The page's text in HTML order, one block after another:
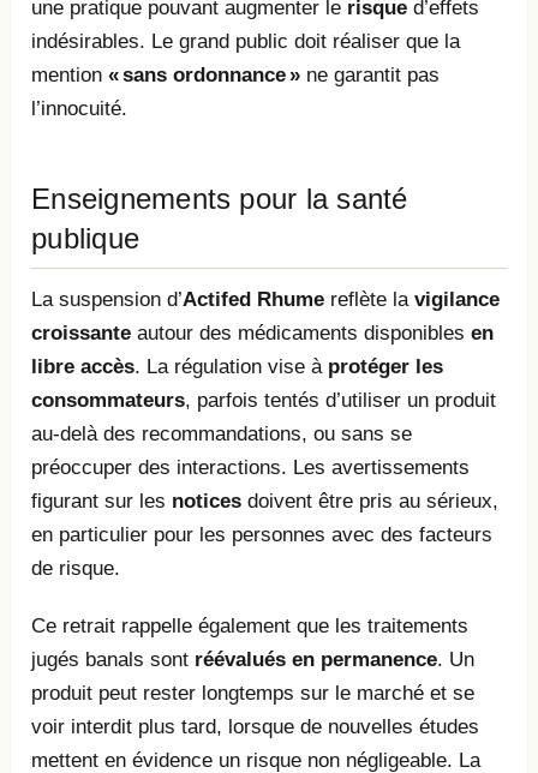
une pratique pouvant augmenter le risque d’effets
indésirables. Le grand public doit réaliser que la
mention« sans ordonnance » ne garantit pas
l’innocuité.
Enseignements pour la santé
publique
La suspension d’Actifed Rhume reflète lavigilance
croissante autour des médicaments disponiblesen
libre accès. La régulation vise à protéger les
consommateurs, parfois tentés d’utiliser un produit
au-delà des recommandations, ou sans se
préoccuper des interactions. Les avertissements
figurant sur les notices doivent être pris au sérieux,
en particulier pour les personnes avec des facteurs
de risque.
Ce retrait rappelle également que les traitements
jugés banals sont réévalués en permanence. Un
produit peut rester longtemps sur le marché et se
voir interdit plus tard, lorsque de nouvelles études
mettent en évidence un risque non négligeable. La